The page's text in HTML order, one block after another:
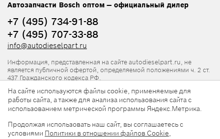
Автозапчасти Bosch оптом — официальный дилер
+7 (495) 734-91-88
+7 (495) 707-33-88
info@autodieselpart.ru
Информация, представленная на сайте autodieselpart.ru, не
является публичной офертой, определяемой положениями ч. 2 ст.
437 Гражданского кодекса РФ.
Нормативная документация
ADP в социальных сетях
На сайте используются файлы cookie, применяемые для
работы сайта, а также для анализа использования сайта с
использованием метрической программы Яндекс.Метрика.
Продолжая использовать наш сайт, вы соглашаетесь с
условиями Политики в отношении файлов Cookie,